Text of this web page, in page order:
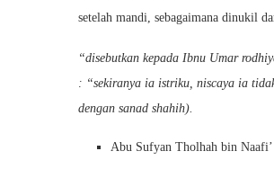
setelah mandi, sebagaimana dinukil
“disebutkan kepada Ibnu Umar
: “sekiranya ia istriku, niscaya ia
dengan sanad shahih).
Abu Sufyan Tholhah bin Naafi’